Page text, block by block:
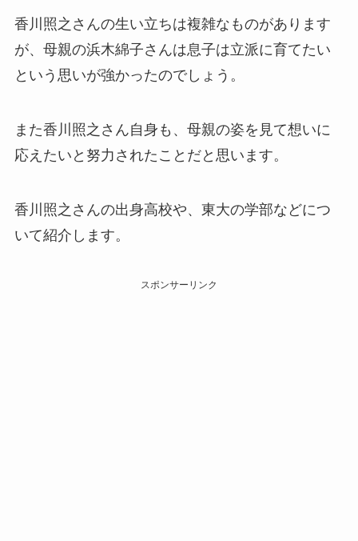
香川照之さんの生い立ちは複雑なものがあります
が、母親の浜木綿子さんは息子は立派に育てたい
という思いが強かったのでしょう。
また香川照之さん自身も、母親の姿を見て想いに
応えたいと努力されたことだと思います。
香川照之さんの出身高校や、東大の学部などにつ
いて紹介します。
スポンサーリンク